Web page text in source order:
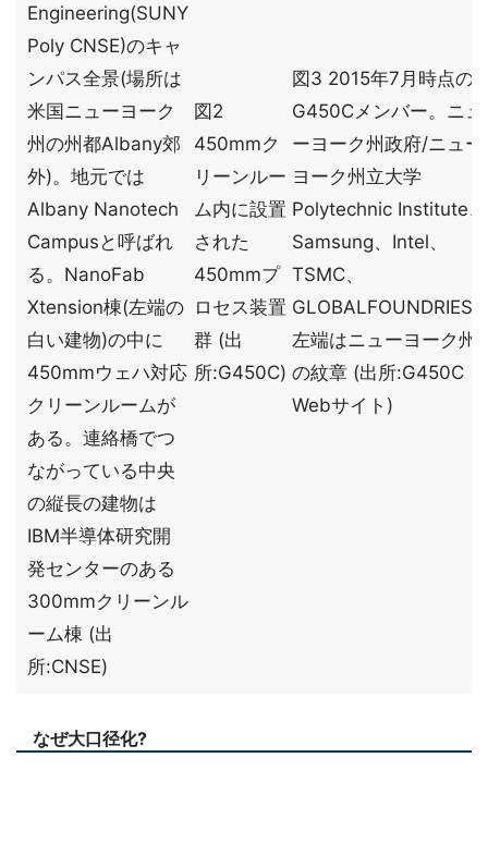
Engineering(SUNY
Poly CNSE)のキャ
ンパス全景(場所は
米国ニューヨーク
州の州都Albany郊
外)。地元では
Albany Nanotech
Campusと呼ばれ
る。NanoFab
Xtension棟(左端の
白い建物)の中に
450mmウェハ対応
クリーンルームが
ある。連絡橋でつ
ながっている中央
の縦長の建物は
IBM半導体研究開
発センターのある
300mmクリーンル
ーム棟 (出
所:CNSE)
図2
450mmク
リーンルー
ム内に設置
された
450mmプ
ロセス装置
群 (出
所:G450C)
図3 2015年7月時点の
G450Cメンバー。ニュ
ーヨーク州政府/ニュー
ヨーク州立大学
Polytechnic Institute、
Samsung、Intel、
TSMC、
GLOBALFOUNDRIES
左端はニューヨーク州
の紋章 (出所:G450C
Webサイト)
なぜ大口径化?